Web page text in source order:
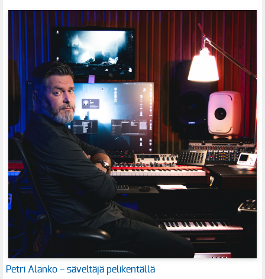
Petri Alanko – säveltäjä pelikentällä